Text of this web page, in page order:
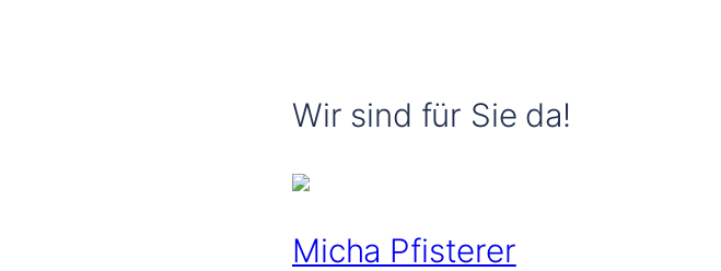
Wir sind für Sie da!
Micha Pfisterer